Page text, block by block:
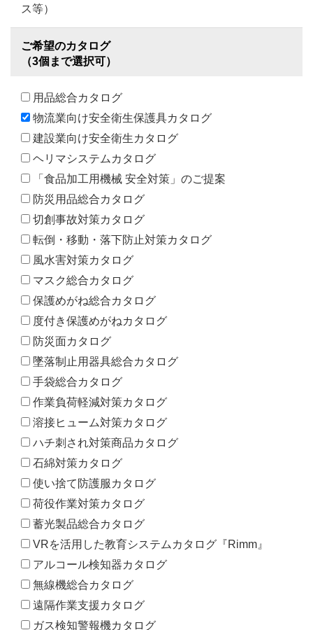
ス等）
ご希望のカタログ
（3個まで選択可）
用品総合カタログ
物流業向け安全衛生保護具カタログ
建設業向け安全衛生カタログ
ヘリマシステムカタログ
「食品加工用機械 安全対策」のご提案
防災用品総合カタログ
切創事故対策カタログ
転倒・移動・落下防止対策カタログ
風水害対策カタログ
マスク総合カタログ
保護めがね総合カタログ
度付き保護めがねカタログ
防災面カタログ
墜落制止用器具総合カタログ
手袋総合カタログ
作業負荷軽減対策カタログ
溶接ヒューム対策カタログ
ハチ刺され対策商品カタログ
石綿対策カタログ
使い捨て防護服カタログ
荷役作業対策カタログ
蓄光製品総合カタログ
VRを活用した教育システムカタログ『Rimm』
アルコール検知器カタログ
無線機総合カタログ
遠隔作業支援カタログ
ガス検知警報機カタログ